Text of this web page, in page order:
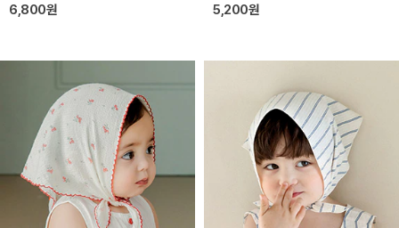
6,800원 5,200원